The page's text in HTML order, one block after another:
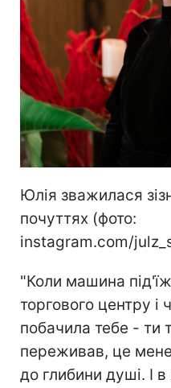
Юлія зважилася
почуттях (фото:
instagram.com/
"Коли машина
торгового центру і
побачила тебе - ти
переживав, це
до глибини душі. І